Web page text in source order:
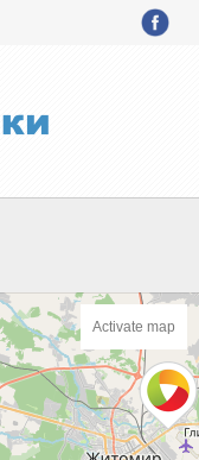
Activate map